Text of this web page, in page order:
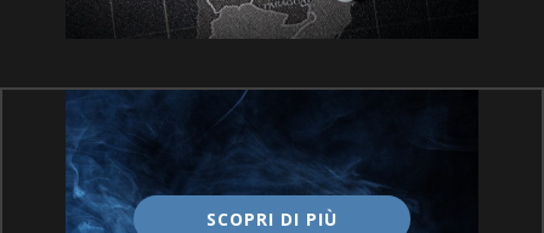
​​SCOPRI DI PIÙ